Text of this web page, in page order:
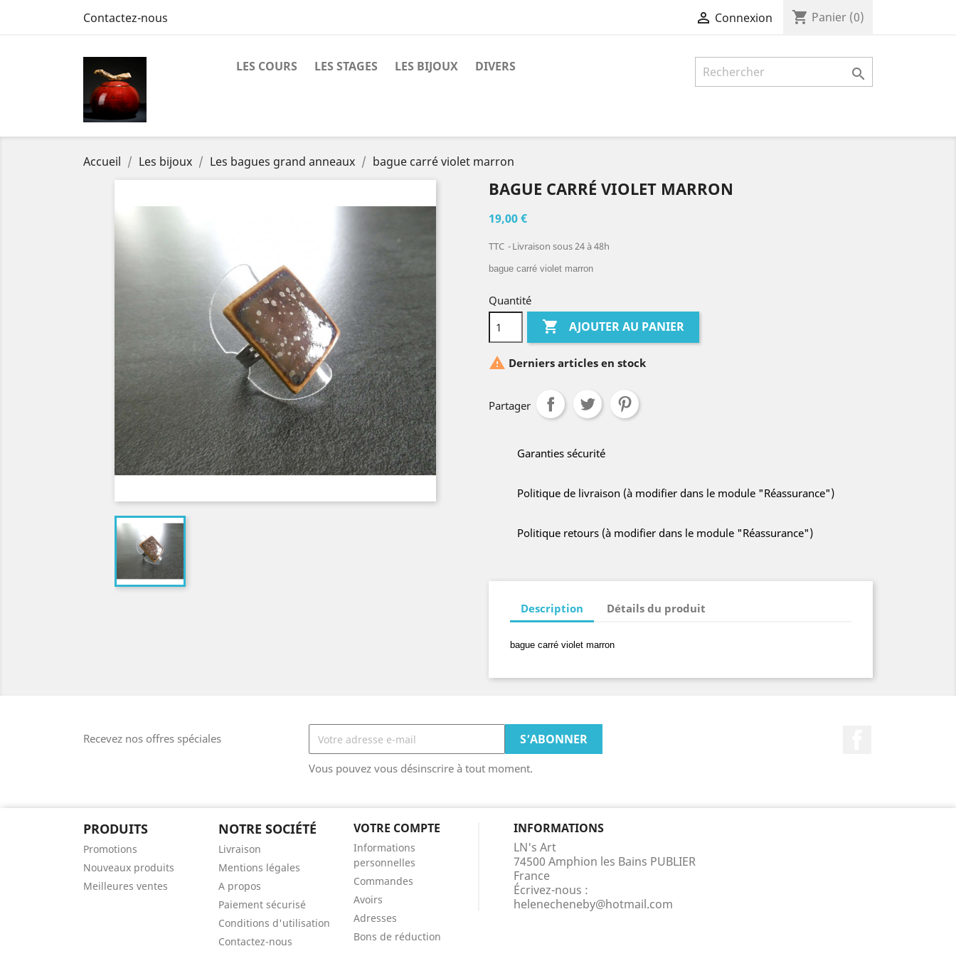
Contactez-nous  Connexion shopping_cart Panier (0)
LES COURS LES STAGES LES BIJOUX DIVERS 
Accueil Les bijoux Les bagues grand anneaux bague carré violet marron
BAGUE CARRÉ VIOLET MARRON
19,00 €
TTC Livraison sous 24 à 48h
bague carré violet marron
Quantité
 AJOUTER AU PANIER
 Derniers articles en stock
Partager
Garanties sécurité
Politique de livraison (à modifier dans le module "Réassurance")
Politique retours (à modifier dans le module "Réassurance")
Description Détails du produit
bague carré violet marron
Recevez nos offres spéciales
Vous pouvez vous désinscrire à tout moment.
PRODUITS
Promotions
Nouveaux produits
Meilleures ventes
NOTRE SOCIÉTÉ
Livraison
Mentions légales
A propos
Paiement sécurisé
Conditions d'utilisation
Contactez-nous
VOTRE COMPTE
Informations
personnelles
Commandes
Avoirs
Adresses
Bons de réduction
INFORMATIONS
LN's Art
74500 Amphion les Bains PUBLIER
France
Écrivez-nous :
helenecheneby@hotmail.com